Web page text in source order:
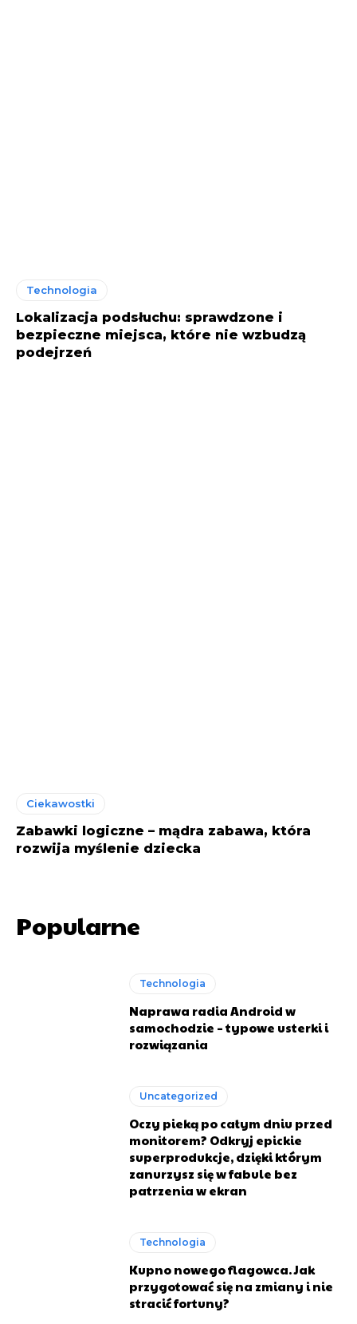
Technologia
Lokalizacja podsłuchu: sprawdzone i
bezpieczne miejsca, które nie wzbudzą
podejrzeń
Ciekawostki
Zabawki logiczne – mądra zabawa, która
rozwija myślenie dziecka
Popularne
Technologia
Naprawa radia Android w
samochodzie – typowe usterki i
rozwiązania
Uncategorized
Oczy pieką po całym dniu przed
monitorem? Odkryj epickie
superprodukcje, dzięki którym
zanurzysz się w fabule bez
patrzenia w ekran
Technologia
Kupno nowego flagowca. Jak
przygotować się na zmiany i nie
stracić fortuny?